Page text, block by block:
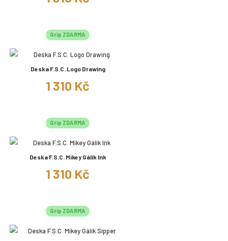
Grip ZDARMA
Deska F.S.C. Logo Drawing
1 310 Kč
Grip ZDARMA
Deska F.S.C. Mikey Gálík Ink
1 310 Kč
Grip ZDARMA